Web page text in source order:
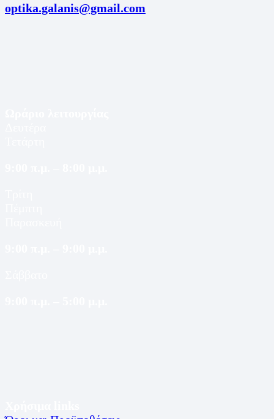
optika.galanis@gmail.com